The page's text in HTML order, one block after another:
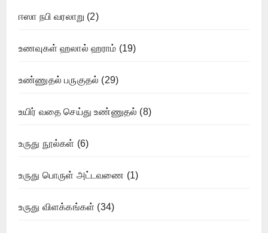
ஈஸா நபி வரலாறு (2)
உணவுகள் ஹலால் ஹராம் (19)
உண்ணுதல் பருகுதல் (29)
உயிர் வதை செய்து உண்ணுதல் (8)
உருது நூல்கள் (6)
உருது பொருள் அட்டவணை (1)
உருது விளக்கங்கள் (34)